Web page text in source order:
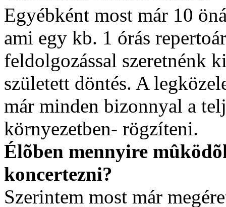
Egyébként most már 10
ami egy kb. 1 órás
feldolgozással szeretnénk
született döntés. A
már minden bizonnyal a
környezetben- rögzíteni.
Élõben mennyire
koncertezni?
Szerintem most már